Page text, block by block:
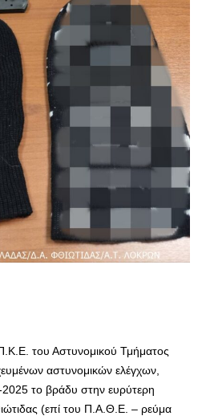
του Αστυνομικού Τμήματος
αστυνομικών ελέγχων,
το βράδυ στην ευρύτερη
(επί του Π.Α.Θ.Ε. – ρεύμα